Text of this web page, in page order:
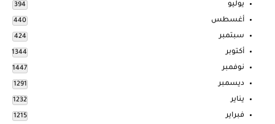
يوليو 394
أغسطس 440
سبتمبر 424
أكتوبر 1344
نوفمبر 1447
ديسمبر 1291
يناير 1232
فبراير 1215